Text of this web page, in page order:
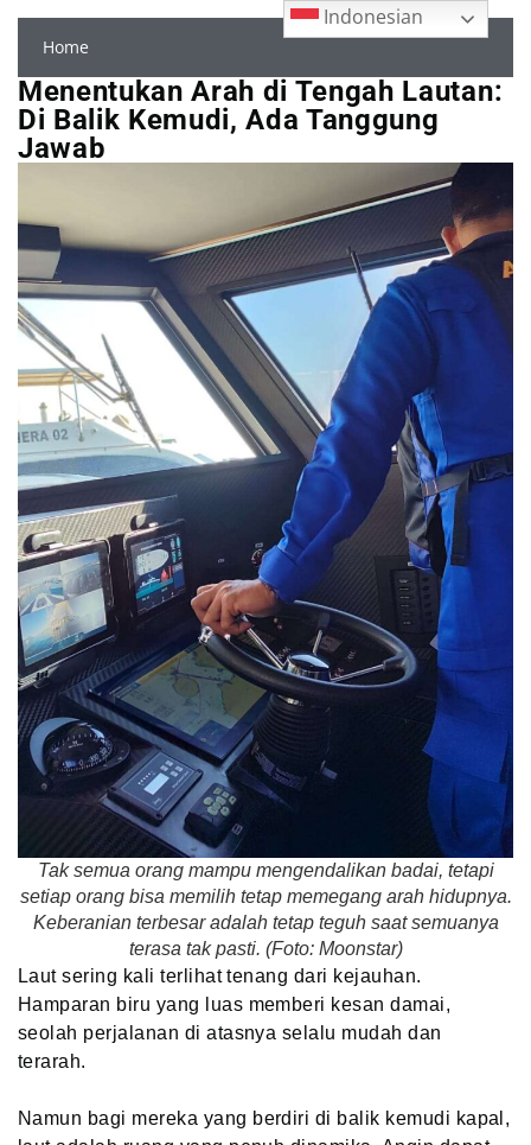
Home
Menentukan Arah di Tengah Lautan:
Di Balik Kemudi, Ada Tanggung
Jawab
Tak semua orang mampu mengendalikan badai, tetapi
setiap orang bisa memilih tetap memegang arah hidupnya.
Keberanian terbesar adalah tetap teguh saat semuanya
terasa tak pasti. (Foto: Moonstar)
Laut sering kali terlihat tenang dari kejauhan.
Hamparan biru yang luas memberi kesan damai,
seolah perjalanan di atasnya selalu mudah dan
terarah.
Namun bagi mereka yang berdiri di balik kemudi kapal,
Indonesian